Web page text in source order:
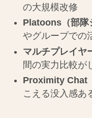
の大規模改修
Platoons（部隊
やグループでの
マルチプレイヤ
間の実力比較が
Proximity Chat
こえる没入感あ